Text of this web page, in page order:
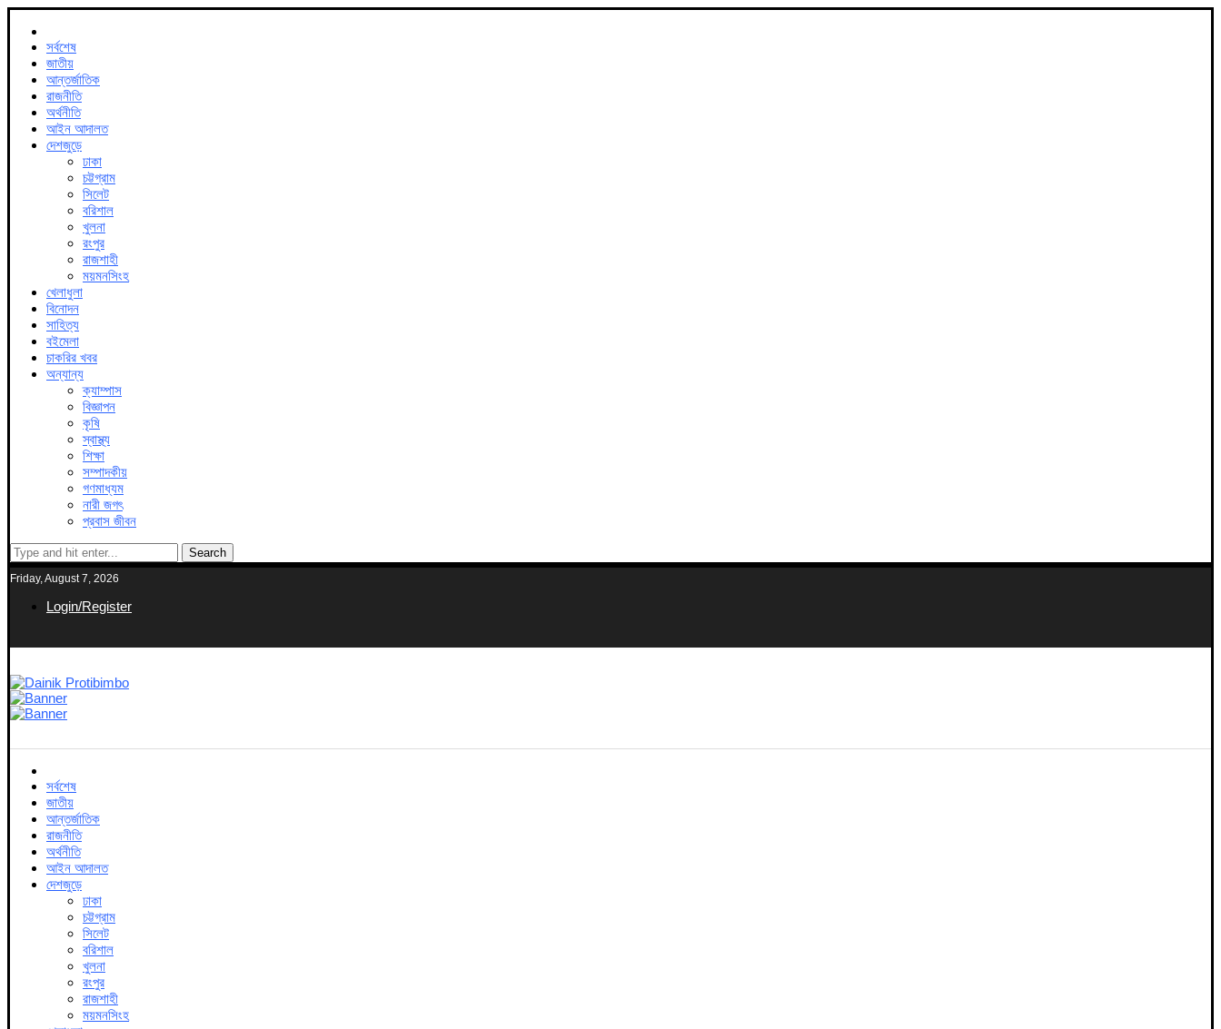
সর্বশেষ
জাতীয়
আন্তর্জাতিক
রাজনীতি
অর্থনীতি
আইন আদালত
দেশজুড়ে
ঢাকা
চট্টগ্রাম
সিলেট
বরিশাল
খুলনা
রংপুর
রাজশাহী
ময়মনসিংহ
খেলাধুলা
বিনোদন
সাহিত্য
বইমেলা
চাকরির খবর
অন্যান্য
ক্যাম্পাস
বিজ্ঞাপন
কৃষি
স্বাস্থ্য
শিক্ষা
সম্পাদকীয়
গণমাধ্যম
নারী জগৎ
প্রবাস জীবন
Search
Friday, August 7, 2026
Login/Register
সর্বশেষ
জাতীয়
আন্তর্জাতিক
রাজনীতি
অর্থনীতি
আইন আদালত
দেশজুড়ে
ঢাকা
চট্টগ্রাম
সিলেট
বরিশাল
খুলনা
রংপুর
রাজশাহী
ময়মনসিংহ